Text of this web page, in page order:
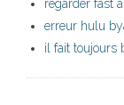
regarder fast
erreur hulu
il fait toujours